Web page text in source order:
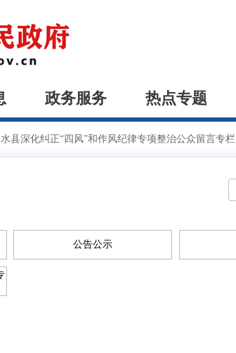
政务服务 热点专题
县深化纠正“四风”和作风纪律专项整治公众留言专栏
公告公示